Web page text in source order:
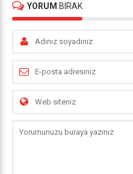
YORUM BIRAK